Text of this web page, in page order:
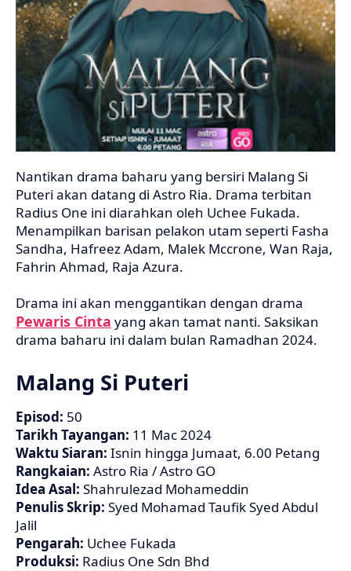
Nantikan drama baharu yang bersiri Malang Si
Puteri akan datang di Astro Ria. Drama terbitan
Radius One ini diarahkan oleh Uchee Fukada.
Menampilkan barisan pelakon utam seperti Fasha
Sandha, Hafreez Adam, Malek Mccrone, Wan Raja,
Fahrin Ahmad, Raja Azura.
Drama ini akan menggantikan dengan drama
Pewaris Cinta yang akan tamat nanti. Saksikan
drama baharu ini dalam bulan Ramadhan 2024.
Malang Si Puteri
Episod: 50
Tarikh Tayangan: 11 Mac 2024
Waktu Siaran: Isnin hingga Jumaat, 6.00 Petang
Rangkaian: Astro Ria / Astro GO
Idea Asal: Shahrulezad Mohameddin
Penulis Skrip: Syed Mohamad Taufik Syed Abdul
Jalil
Pengarah: Uchee Fukada
Produksi: Radius One Sdn Bhd